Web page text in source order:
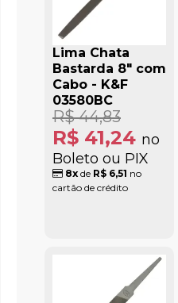
Lima Chata
Bastarda 8" com
Cabo - K&F
03580BC
R$ 41,24 no
Boleto ou PIX
R$ 44,83
8x de R$ 6,51 no
cartão de crédito